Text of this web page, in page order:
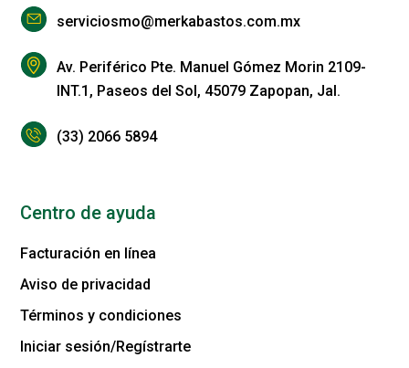
serviciosmo@merkabastos.com.mx
Av. Periférico Pte. Manuel Gómez Morin 2109-
INT.1, Paseos del Sol, 45079 Zapopan, Jal.
(33) 2066 5894
Centro de ayuda
Facturación en línea
Aviso de privacidad
Términos y condiciones
Iniciar sesión/Regístrarte